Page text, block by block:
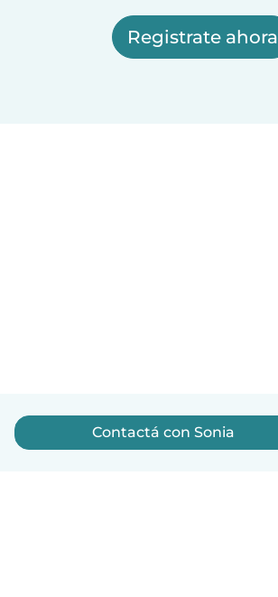
Registrate ahora
Contactá con Sonia